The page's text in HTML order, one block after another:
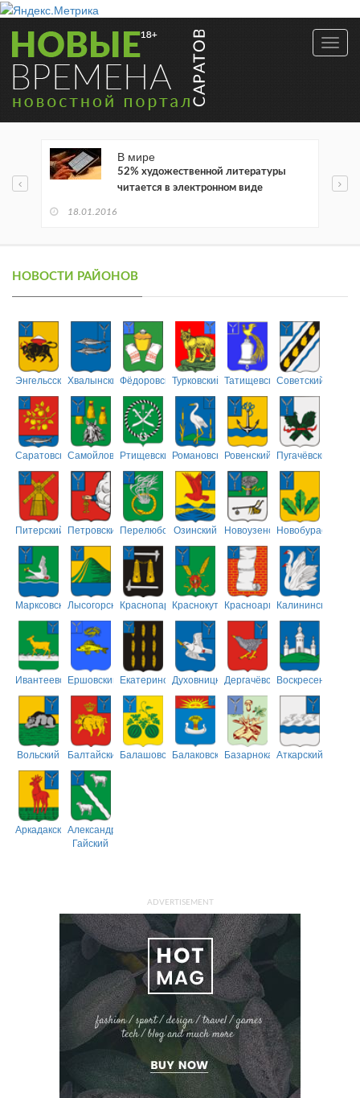
В мире
52% художественной литературы
читается в электронном виде
18.01.2016
НОВОСТИ РАЙОНОВ
ЭнгельсскийХвалынскийФёдоровскийТурковский ТатищевскийСоветский
СаратовскийСамойловскийРтищевскийРомановскийРовенский Пугачёвский
Питерский ПетровскийПерелюбскийОзинский НовоузенскийНовобурасский
МарксовскийЛысогорскийКраснопартизанский
КраснокутскийКрасноармейский
Калининский
ИвантеевскийЕршовский ЕкатериновскийДуховницкийДергачёвскийВоскресенский
Вольский БалтайскийБалашовскийБалаковскийБазарнокарабулакский
Аткарский
АркадакскийАлександрово-
Гайский
ADVERTISEMENT